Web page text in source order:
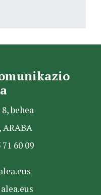
behea
ARABA
60 09